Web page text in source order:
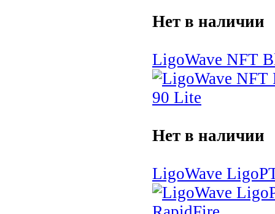
Нет в наличии
LigoWave NFT
Нет в наличии
LigoWave